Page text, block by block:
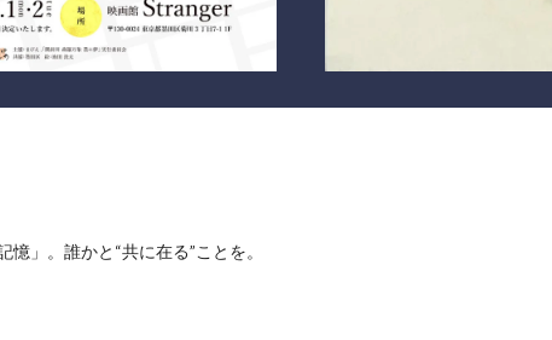
」。誰かと“共に在る”ことを。